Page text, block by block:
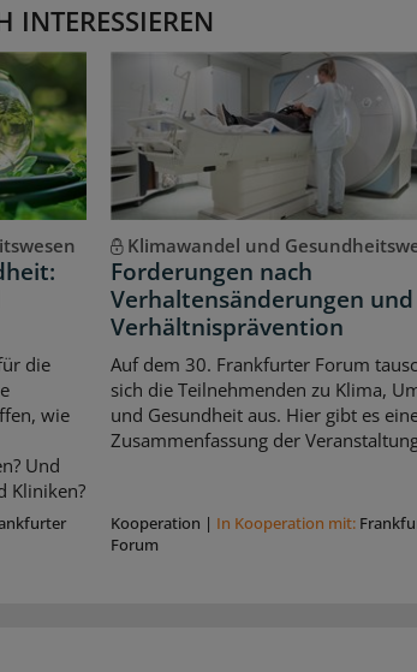
INTERESSIEREN
die
wie
Und
Kliniken?
Klimawandel und
Forderungen nach
Verhaltensänderungen und
Verhältnisprävention
Auf dem 30. Frankfurter Forum
sich die Teilnehmenden zu Klima,
und Gesundheit aus. Hier gibt es
Zusammenfassung der
Kooperation | In Kooperation mit:
Forum